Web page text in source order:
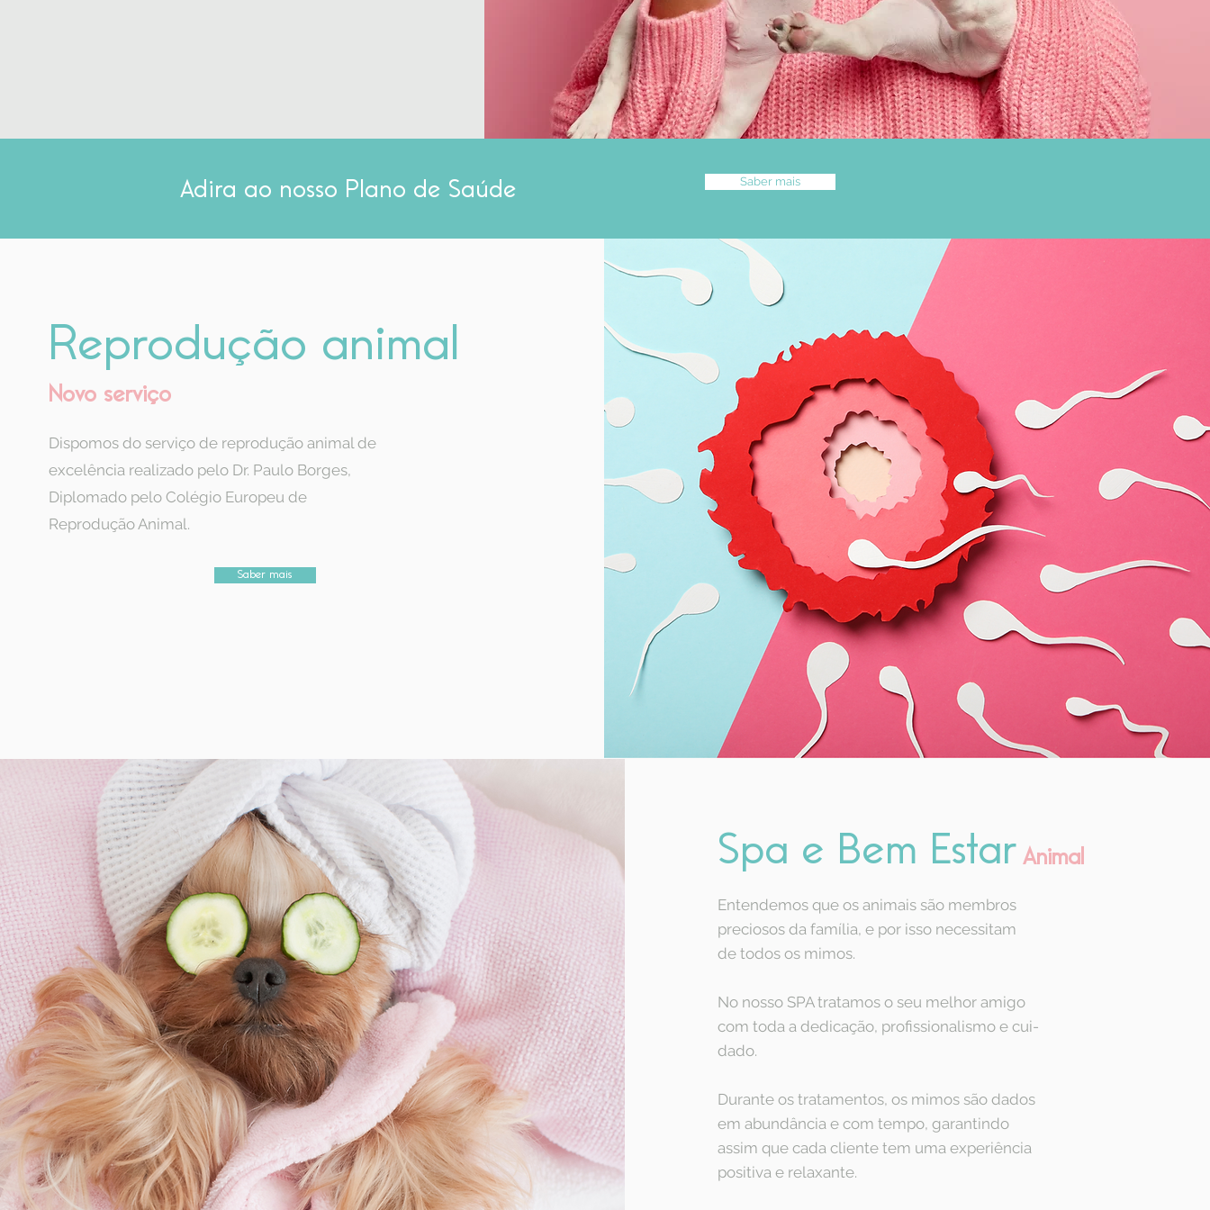
Adira ao nosso Plano de Saúde Saber mais
Reprodução animal
Novo serviço
Dispomos do serviço de reprodução animal de
excelência realizado pelo Dr. Paulo Borges,
Diplomado pelo Colégio Europeu de
Reprodução Animal.
Saber mais
Spa e Bem EstarAnimal
Entendemos que os animais são membros
preciosos da família, e por isso necessitam
de todos os mimos.
No nosso SPA tratamos o seu melhor amigo
com toda a dedicação, profissionalismo e cui-
dado.
Durante os tratamentos, os mimos são dados
em abundância e com tempo, garantindo
assim que cada cliente tem uma experiência
positiva e relaxante.